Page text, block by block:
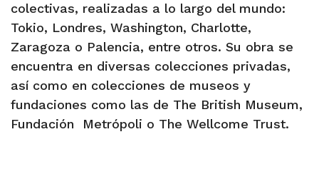
colectivas, realizadas a lo largo del mundo:
Tokio, Londres, Washington, Charlotte,
Zaragoza o Palencia, entre otros. Su obra se
encuentra en diversas colecciones privadas,
así como en colecciones de museos y
fundaciones como las de The British Museum,
Fundación Metrópoli o The Wellcome Trust.